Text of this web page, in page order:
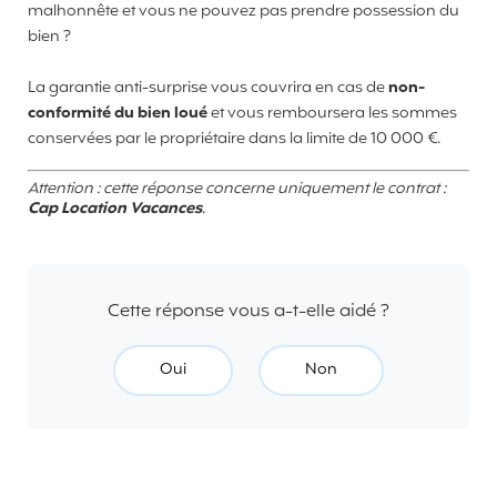
malhonnête et vous ne pouvez pas prendre possession du
bien ?
La garantie anti-surprise vous couvrira en cas denon-
conformité du bien louéet vous remboursera les sommes
conservées par le propriétaire dans la limite de 10 000 €.
Attention : cette réponse concerne uniquement le contrat :
Cap Location Vacances.
Cette réponse vous a-t-elle aidé ?
Oui Non